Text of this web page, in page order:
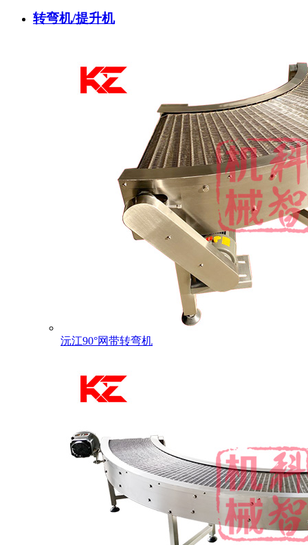
转弯机/提升机
沅江90°网带转弯机